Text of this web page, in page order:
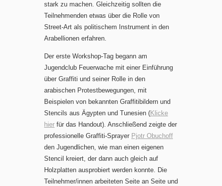
stark zu machen. Gleichzeitig sollten die
Teilnehmenden etwas über die Rolle von
Street-Art als politischem Instrument in den
Arabellionen erfahren.
Der erste Workshop-Tag begann am
Jugendclub Feuerwache mit einer Einführung
über Graffiti und seiner Rolle in den
arabischen Protestbewegungen, mit
Beispielen von bekannten Graffitibildern und
Stencils aus Ägypten und Tunesien (Klicke
hier für das Handout). Anschließend zeigte der
professionelle Graffiti-Sprayer Pjotr Obuchoff
den Jugendlichen, wie man einen eigenen
Stencil kreiert, der dann auch gleich auf
Holzplatten ausprobiert werden konnte. Die
Teilnehmer/innen arbeiteten Seite an Seite und